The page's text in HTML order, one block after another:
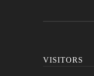
VISITORS